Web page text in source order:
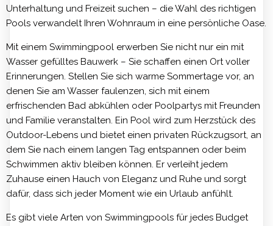
Unterhaltung und Freizeit suchen – die Wahl des richtigen
Pools verwandelt Ihren Wohnraum in eine persönliche Oase.
Mit einem Swimmingpool erwerben Sie nicht nur ein mit
Wasser gefülltes Bauwerk – Sie schaffen einen Ort voller
Erinnerungen. Stellen Sie sich warme Sommertage vor, an
denen Sie am Wasser faulenzen, sich mit einem
erfrischenden Bad abkühlen oder Poolpartys mit Freunden
und Familie veranstalten. Ein Pool wird zum Herzstück des
Outdoor-Lebens und bietet einen privaten Rückzugsort, an
dem Sie nach einem langen Tag entspannen oder beim
Schwimmen aktiv bleiben können. Er verleiht jedem
Zuhause einen Hauch von Eleganz und Ruhe und sorgt
dafür, dass sich jeder Moment wie ein Urlaub anfühlt.
Es gibt viele Arten von Swimmingpools für jedes Budget